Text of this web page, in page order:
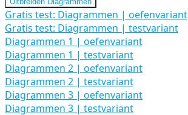
Gratis test: Diagrammen | oefenvariant
Gratis test: Diagrammen | testvariant
Diagrammen 1 | oefenvariant
Diagrammen 1 | testvariant
Diagrammen 2 | oefenvariant
Diagrammen 2 | testvariant
Diagrammen 3 | oefenvariant
Diagrammen 3 | testvariant